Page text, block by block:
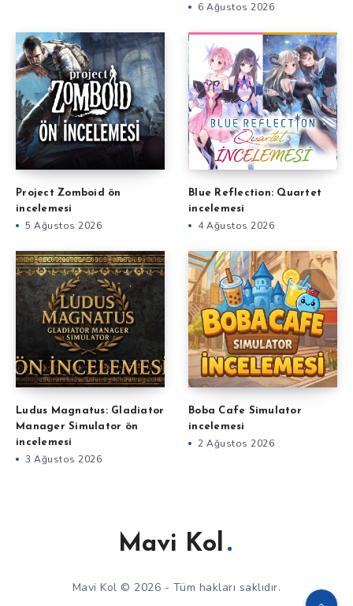
6 Ağustos 2026
Project Zomboid ön
incelemesi
5 Ağustos 2026
Blue Reflection: Quartet
incelemesi
4 Ağustos 2026
Ludus Magnatus: Gladiator
Manager Simulator ön
incelemesi
3 Ağustos 2026
Boba Cafe Simulator
incelemesi
2 Ağustos 2026
Mavi Kol
Mavi Kol © 2026 - Tüm hakları saklıdır.